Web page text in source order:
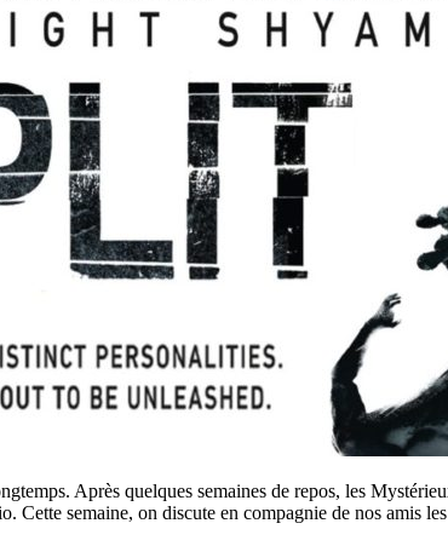
Après quelques semaines de repos, les
Cette semaine, on discute en compagnie de nos amis